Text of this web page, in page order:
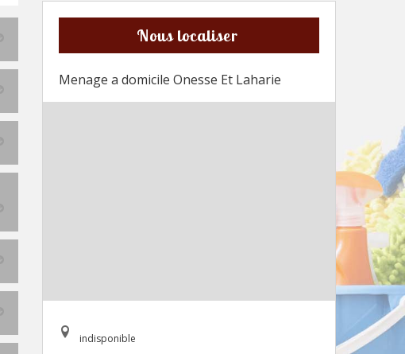
Nous localiser
Menage a domicile Onesse Et Laharie
indisponible